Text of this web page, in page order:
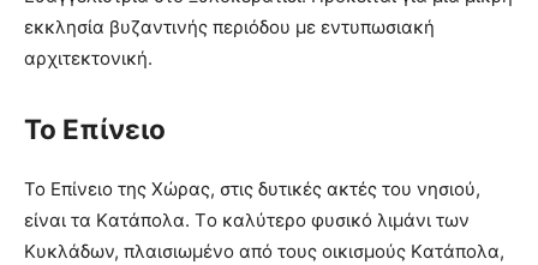
εκκλησία βυζαντινής περιόδου με εντυπωσιακή
αρχιτεκτονική.
Το Επίνειο
Το Eπίνειο της Xώρας, στις δυτικές ακτές του νησιού,
είναι τα Kατάπολα. Tο καλύτερο φυσικό λιμάνι των
Kυκλάδων, πλαισιωμένο από τους οικισμούς Kατάπολα,